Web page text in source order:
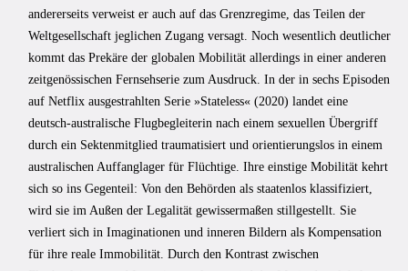
andererseits verweist er auch auf das Grenzregime, das Teilen der
Weltgesellschaft jeglichen Zugang versagt. Noch wesentlich deutlicher
kommt das Prekäre der globalen Mobilität allerdings in einer anderen
zeitgenössischen Fernsehserie zum Ausdruck. In der in sechs Episoden
auf Netflix ausgestrahlten Serie »Stateless« (2020) landet eine
deutsch-australische Flugbegleiterin nach einem sexuellen Übergriff
durch ein Sektenmitglied traumatisiert und orientierungslos in einem
australischen Auffanglager für Flüchtige. Ihre einstige Mobilität kehrt
sich so ins Gegenteil: Von den Behörden als staatenlos klassifiziert,
wird sie im Außen der Legalität gewissermaßen stillgestellt. Sie
verliert sich in Imaginationen und inneren Bildern als Kompensation
für ihre reale Immobilität. Durch den Kontrast zwischen